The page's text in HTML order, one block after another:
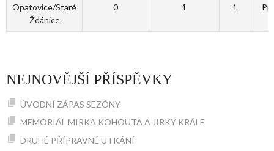
Opatovice/Staré
Ždánice
0 1 1
NEJNOVĚJŠÍ PŘÍSPĚVKY
ÚVODNÍ ZÁPAS SEZÓNY
MEMORIÁL MIRKA KOHOUTA A JIRKY KRÁLE
DRUHÉ PŘÍPRAVNÉ UTKÁNÍ